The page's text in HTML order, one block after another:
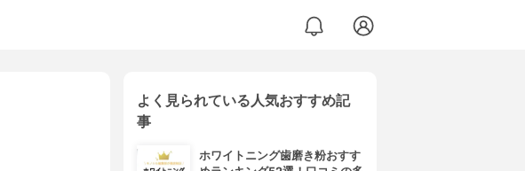
よく見られている人気おすすめ記
事
ホワイトニング歯磨き粉おすす